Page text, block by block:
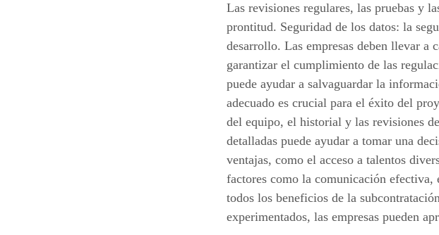
Las revisiones regulares, las pruebas y
prontitud. Seguridad de los datos: la
desarrollo. Las empresas deben llevar a
garantizar el cumplimiento de las
puede ayudar a salvaguardar la
adecuado es crucial para el éxito del
del equipo, el historial y las revisiones
detalladas puede ayudar a tomar una
ventajas, como el acceso a talentos
factores como la comunicación efectiva,
todos los beneficios de la
experimentados, las empresas pueden